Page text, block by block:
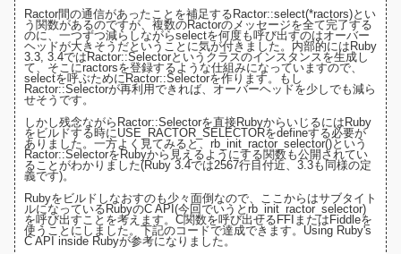
Ractor間の通信があったことを補足するRactor::select(*ractors)とい
う関数があるのですが、複数のRactorのメッセージを全て完了する
のに、一つずつ減らしながらselectを何度も呼び出すのはオーバー
ヘッドが大きそうだということに気が付きました。内部的にはRuby
3.3 3.4ではRactor::Selectorというクラスのインスタンスを生成し
て、そこにractorsを登録するような仕組みになっていますので、
selectを呼ぶためにRactor::Selectorを作ります。もし
Ractor::Selectorが再利用できれば、オーバーヘッドを少しでも減ら
せそうです。
しかし残念ながらRactor::Selectorを直接RubyからいじるにはRuby
をビルドする時にUSE_RACTOR_SELECTORをdefineする必要が
ありました。一方よく見てみると、rb_init_ractor_selector()という
Ractor::SelectorをRubyから見えるようにする関数も公開されてい
ることがわかりました(Ruby 3.4では2567行目付近 、3.3も同様の定
義です)。
Rubyをビルドしなおすのも少々面倒なので、ここからはサブタイト
ルになっているRubyのC API(今回でいうとrb_init_ractor_selector)
を呼び出すことを考えます。C関数を呼び出せるFFIまたはFiddleを
使うことにしました。下記のコードで達成できます。 Using Ruby's
C API inside Rubyが参考になりました。